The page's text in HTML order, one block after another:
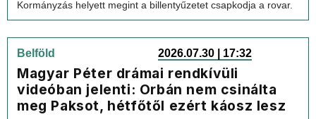
Kormányzás helyett megint a billentyűzetet csapkodja a rovar.
Belföld 2026.07.30 | 17:32
Magyar Péter drámai rendkívüli
videóban jelenti: Orbán nem csinálta
meg Paksot, hétfőtől ezért káosz lesz